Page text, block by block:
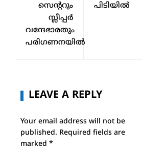
സെന്ററും
സ്ലീപ്പർ
വന്ദേഭാരതും
പരിഗണനയിൽ
പിടിയില്‍
LEAVE A REPLY
Your email address will not be
published. Required fields are
marked *